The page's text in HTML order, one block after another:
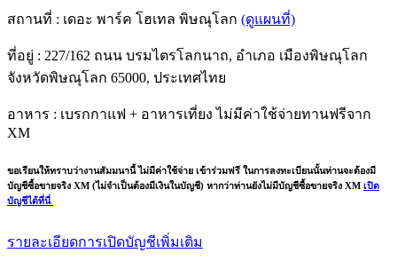
สถานที่ : เดอะ พาร์ค โฮเทล พิษณุโลก (ดูแผนที่)
ที่อยู่ : 227/162 ถนน บรมไตรโลกนาถ, อำเภอ เมืองพิษณุโลก
จังหวัดพิษณุโลก 65000, ประเทศไทย
อาหาร : เบรกกาแฟ + อาหารเที่ยง ไม่มีค่าใช้จ่ายทานฟรีจาก
XM
ขอเรียนให้ทราบว่างานสัมมนานี้ ไม่มีค่าใช้จ่าย เข้าร่วมฟรี ในการลงทะเบียนนั้นท่านจะต้องมี
บัญชีซื้อขายจริง XM (ไม่จำเป็นต้องมีเงินในบัญชี) หากว่าท่านยังไม่มีบัญชีซื้อขายจริง XM เปิด
บัญชีได้ที่นี่
รายละเอียดการเปิดบัญชีเพิ่มเติม